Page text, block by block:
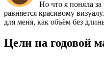
Но что я поняла за
равняется красивому
для меня, как объём без
Цели на годовой